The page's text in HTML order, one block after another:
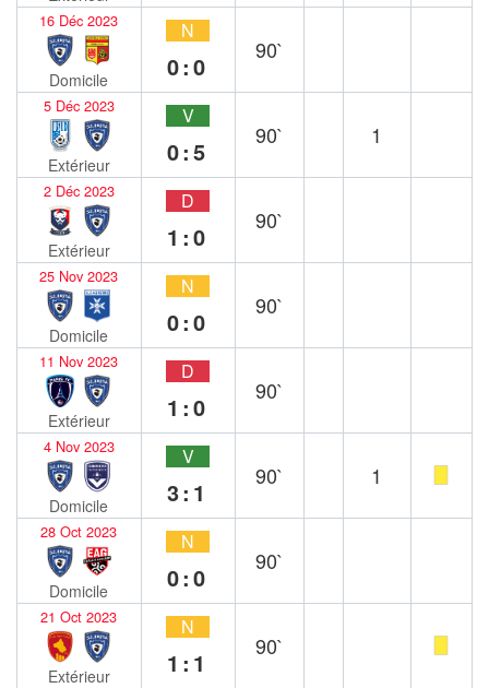
16 Déc 2023
Domicile
N
0:0
90`
5 Déc 2023
Extérieur
V
0:5
90` 1
2 Déc 2023
Extérieur
D
1:0
90`
25 Nov 2023
Domicile
N
0:0
90`
11 Nov 2023
Extérieur
D
1:0
90`
4 Nov 2023
Domicile
V
3:1
90` 1
28 Oct 2023
Domicile
N
0:0
90`
21 Oct 2023
Extérieur
N
1:1
90`